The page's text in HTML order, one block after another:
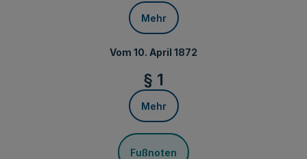
Mehr
Vom 10. April 1872
§ 1
Mehr
Fußnoten